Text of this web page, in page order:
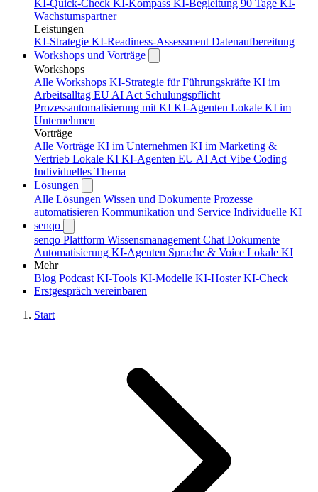
KI-Quick-Check KI-Kompass KI-Begleitung 90 Tage KI-
Wachstumspartner
Leistungen
KI-Strategie KI-Readiness-Assessment Datenaufbereitung
Workshops und Vorträge
Workshops
Alle Workshops KI-Strategie für Führungskräfte KI im
Arbeitsalltag EU AI Act Schulungspflicht
Prozessautomatisierung mit KI KI-Agenten Lokale KI im
Unternehmen
Vorträge
Alle Vorträge KI im Unternehmen KI im Marketing &
Vertrieb Lokale KI KI-Agenten EU AI Act Vibe Coding
Individuelles Thema
Lösungen
Alle Lösungen Wissen und Dokumente Prozesse
automatisieren Kommunikation und Service Individuelle KI
senqo
senqo Plattform Wissensmanagement Chat Dokumente
Automatisierung KI-Agenten Sprache & Voice Lokale KI
Mehr
Blog Podcast KI-Tools KI-Modelle KI-HosterKI-Check
Erstgespräch vereinbaren
Start